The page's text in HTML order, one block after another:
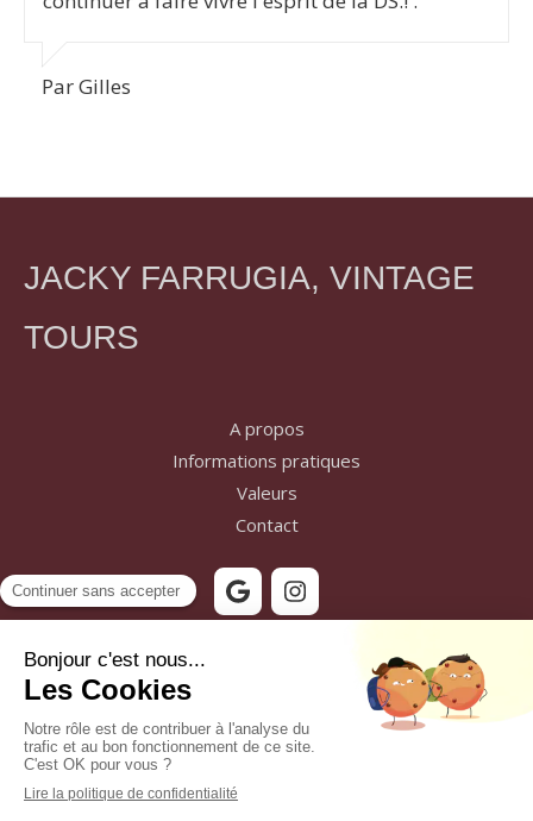
Par Gilles
JACKY FARRUGIA, VINTAGE
TOURS
A propos
Informations pratiques
Valeurs
Contact
Contacter JACKY FARRUGIA, Vintage Tours
Mentions légales